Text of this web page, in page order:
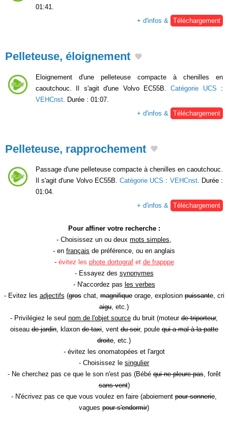
01:41.
+ d'infos &
Téléchargement
Pelleteuse, éloignement
Eloignement d'une pelleteuse compacte à chenilles en
caoutchouc. Il s'agit d'une Volvo EC55B.Catégorie UCS :
VEHCnst . Durée : 01:07.
+ d'infos &
Téléchargement
Pelleteuse, rapprochement
Passage d'une pelleteuse compacte à chenilles en caoutchouc.
Il s'agit d'une Volvo EC55B. Catégorie UCS : VEHCnst. Durée :
01:04.
+ d'infos & Téléchargement
Pour affiner votre recherche :
- Choisissez un ou deux mots simples,
- en français de préférence, ou en anglais
- évitez les phote dortografet de frapppe
- Essayez des synonymes
- N'accordez pas les verbes
- Evitez les adjectifs (groschat,magnifiqueorage, explosionpuissante, cri
aigu, etc.)
- Privilégiez le seul nom de l'objet source du bruit (moteur de triporteur,
oiseaude jardin, klaxonde taxi, ventdu soir, poulequi a mal à la patte
droite, etc.)
- évitez les onomatopées et l'argot
- Choisissez le singulier
- Ne cherchez pas ce que le son n'est pas (Bébéqui ne pleure pas, forêt
sans vent)
- N'écrivez pas ce que vous voulez en faire (aboiement pour sonnerie,
vagues pour s'endormir)